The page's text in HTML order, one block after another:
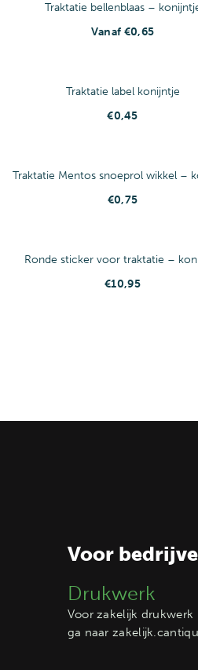
Traktatie bellenblaas –
Vanaf €0,65
Traktatie label konijntje
€0,45
Traktatie Mentos snoeprol wikkel –
€0,75
Ronde sticker voor traktatie –
€10,95
Voor
Drukwerk
Voor zakelijk drukwerk
ga naar